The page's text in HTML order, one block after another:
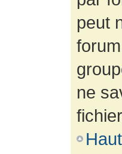
peut
ne
Haut